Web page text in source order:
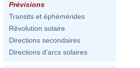
Prévisions
Transits et éphémérides
Révolution solaire
Directions secondaires
Directions d'arcs solaires